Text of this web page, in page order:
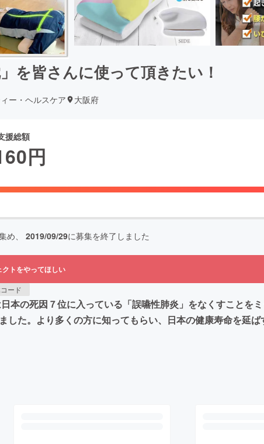
を皆さんに使って頂きたい！
ー・ヘルスケア 大阪府
援総額
円
め、 2019/09/29に募集を終了しました
クトをやってほしい
ード
本の死因７位に入っている「誤嚥性肺炎」をなくすことを
た。より多くの方に知ってもらい、日本の健康寿命を延